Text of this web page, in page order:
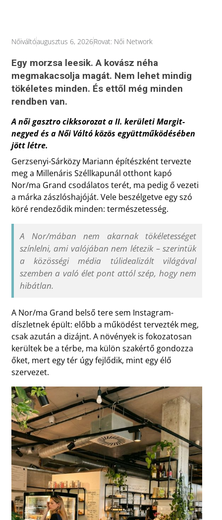
Nőiváltóaugusztus 6, 2026Rovat: Női Network
Egy morzsa leesik. A kovász néha
megmakacsolja magát. Nem lehet mindig
tökéletes minden. És ettől még minden
rendben van.
A női gasztro cikksorozat a II. kerületi Margit-
negyed és a Női Váltó közös együttműködésében
jött létre.
Gerzsenyi-Sárközy Mariann építészként tervezte
meg a Millenáris Széllkapunál otthont kapó
Nor/ma Grand csodálatos terét, ma pedig ő vezeti
a márka zászlóshajóját. Vele beszélgetve egy szó
köré rendeződik minden: természetesség.
A Nor/mában nem akarnak tökéletességet
színlelni, ami valójában nem létezik – szerintük
a közösségi média túlidealizált világával
szemben a való élet pont attól szép, hogy nem
hibátlan.
A Nor/ma Grand belső tere sem Instagram-
díszletnek épült: előbb a működést tervezték meg,
csak azután a dizájnt. A növények is fokozatosan
kerültek be a térbe, ma külön szakértő gondozza
őket, mert egy tér úgy fejlődik, mint egy élő
szervezet.